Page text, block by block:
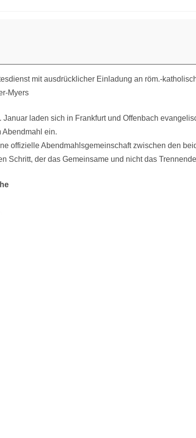
mit ausdrücklicher Einladung an röm.-
Myers
Januar laden sich in Frankfurt und Offenbach
Abendmahl ein.
offizielle Abendmahlsgemeinschaft zwischen den
Schritt, der das Gemeinsame und nicht das